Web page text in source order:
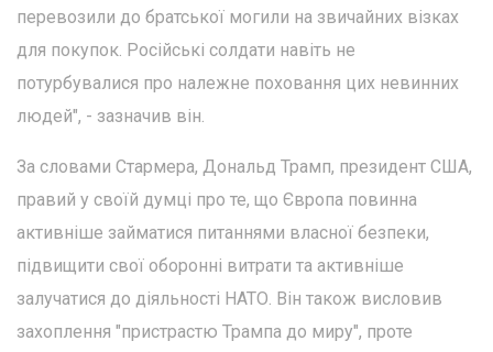
перевозили до братської могили на звичайних візках
для покупок. Російські солдати навіть не
потурбувалися про належне поховання цих невинних
людей", - зазначив він.
За словами Стармера, Дональд Трамп, президент США,
правий у своїй думці про те, що Європа повинна
активніше займатися питаннями власної безпеки,
підвищити свої оборонні витрати та активніше
залучатися до діяльності НАТО. Він також висловив
захоплення "пристрастю Трампа до миру", проте